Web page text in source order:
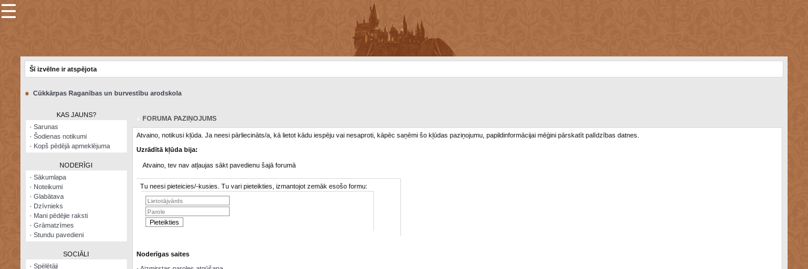
×
Šodienas
Visatcera
almanahs
☰
Šī izvēlne ir atspējota
● Cūkkārpas Raganības un burvestību arodskola
KAS JAUNS?
· Sarunas
· Šodienas notikumi
· Kopš pēdējā apmeklējuma
NODERĪGI
· Sākumlapa
· Noteikumi
· Glabātava
· Dzīvnieks
· Mani pēdējie raksti
· Grāmatzīmes
· Stundu pavedieni
SOCIĀLI
· Spēlētāji
FORUMA PAZIŅOJUMS
Atvaino, notikusi kļūda. Ja neesi pārliecināts/a, kā lietot kādu iespēju vai nesaproti, kāpēc saņēmi šo kļūdas paziņojumu, papildinformācijai mēģini pārskatīt palīdzības datnes.
Uzrādītā kļūda bija:
Atvaino, tev nav atļaujas sākt pavedienu šajā forumā
Tu neesi pieteicies/-kusies. Tu vari pieteikties, izmantojot zemāk esošo formu:
Noderīgas saites